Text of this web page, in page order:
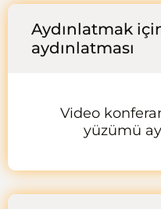
Aydınlatmak
aydınlatması
Video
yüzümü